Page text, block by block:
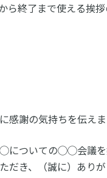
終了まで使える挨拶
感謝の気持ちを伝えま
についての◯◯会議を
だき、（誠に）ありが